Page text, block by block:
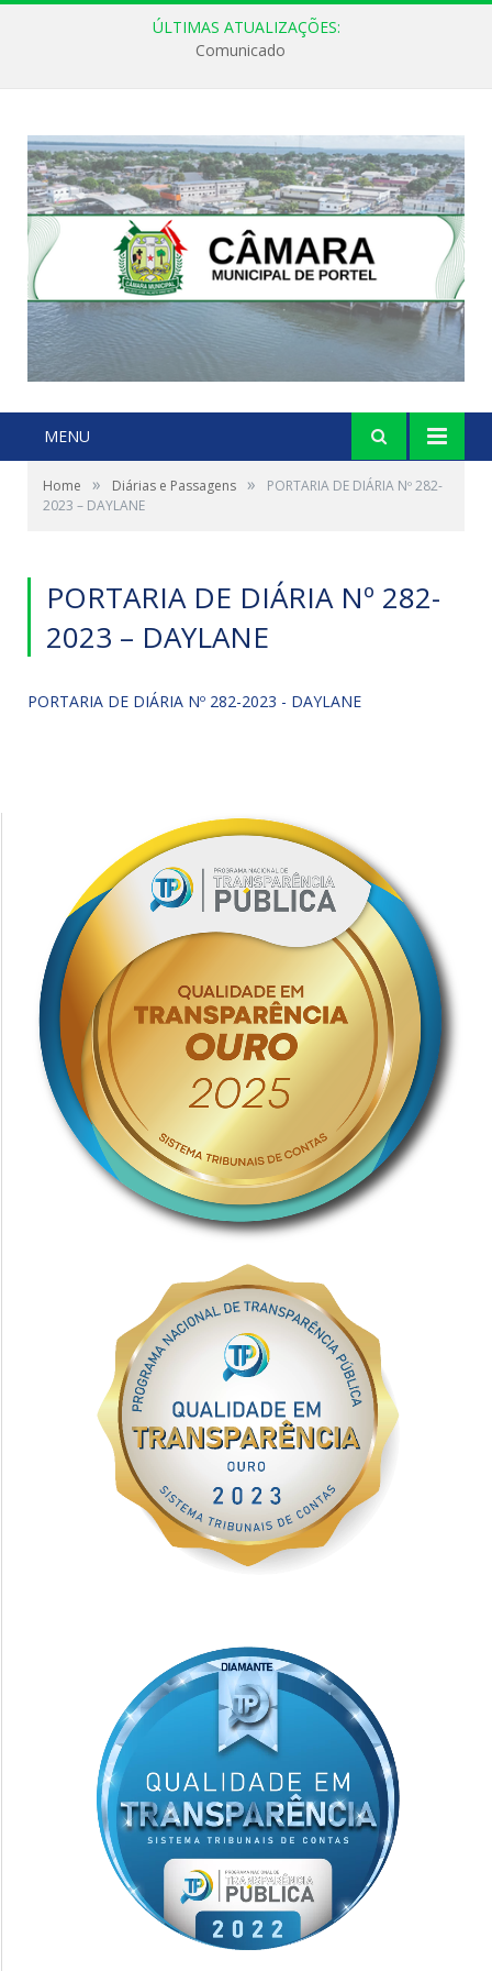
ÚLTIMAS ATUALIZAÇÕES:
Comunicado
MENU
Home » Diárias e Passagens »
PORTARIA DE DIÁRIA Nº 282-
2023 – DAYLANE
PORTARIA DE DIÁRIA Nº 282-
2023 – DAYLANE
PORTARIA DE DIÁRIA Nº 282-2023 - DAYLANE